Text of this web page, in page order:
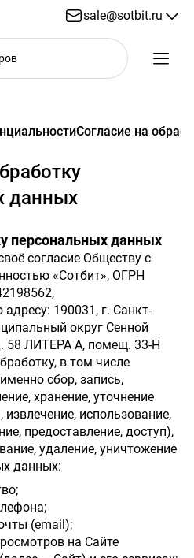
sale@sotbit.ru
Согласие на
данных
персональных данных
согласие Обществу с
«Сотбит», ОГРН
190031, г. Санкт-
округ Сенной
58 ЛИТЕРА А, помещ. 33-Н
в том числе
сбор, запись,
хранение, уточнение
использование,
предоставление, доступ),
удаление, уничтожение
данных:
(email);
на Сайте